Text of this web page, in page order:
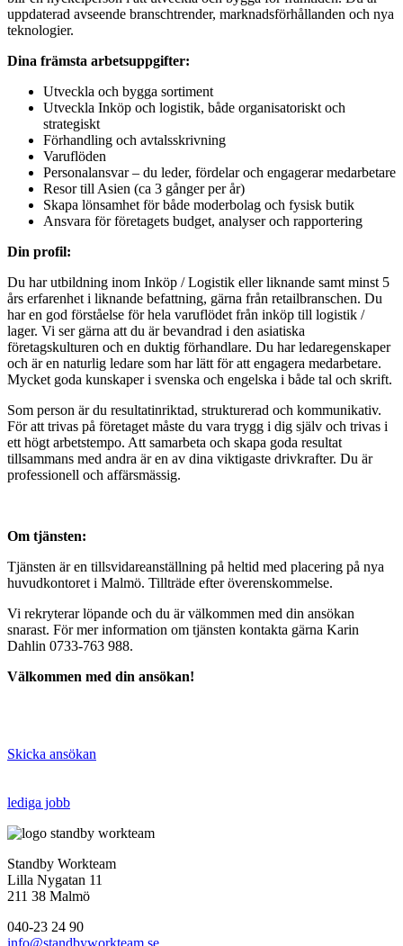
uppdaterad avseende branschtrender, marknadsförhållanden och nya
teknologier.
Dina främsta arbetsuppgifter:
Utveckla och bygga sortiment
Utveckla Inköp och logistik, både organisatoriskt och
strategiskt
Förhandling och avtalsskrivning
Varuflöden
Personalansvar – du leder, fördelar och engagerar medarbetare
Resor till Asien (ca 3 gånger per år)
Skapa lönsamhet för både moderbolag och fysisk butik
Ansvara för företagets budget, analyser och rapportering
Din profil:
Du har utbildning inom Inköp / Logistik eller liknande samt minst 5
års erfarenhet i liknande befattning, gärna från retailbranschen. Du
har en god förståelse för hela varuflödet från inköp till logistik /
lager. Vi ser gärna att du är bevandrad i den asiatiska
företagskulturen och en duktig förhandlare. Du har ledaregenskaper
och är en naturlig ledare som har lätt för att engagera medarbetare.
Mycket goda kunskaper i svenska och engelska i både tal och skrift.
Som person är du resultatinriktad, strukturerad och kommunikativ.
För att trivas på företaget måste du vara trygg i dig själv och trivas i
ett högt arbetstempo. Att samarbeta och skapa goda resultat
tillsammans med andra är en av dina viktigaste drivkrafter. Du är
professionell och affärsmässig.
Om tjänsten:
Tjänsten är en tillsvidareanställning på heltid med placering på nya
huvudkontoret i Malmö. Tillträde efter överenskommelse.
Vi rekryterar löpande och du är välkommen med din ansökan
snarast. För mer information om tjänsten kontakta gärna Karin
Dahlin 0733-763 988.
Välkommen med din ansökan!
Skicka ansökan
lediga jobb
Standby Workteam
Lilla Nygatan 11
211 38 Malmö
040-23 24 90